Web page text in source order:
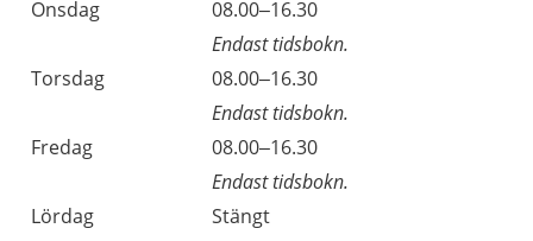
Onsdag
08.00–16.30
Endast tidsbokn.
Torsdag
08.00–16.30
Endast tidsbokn.
Fredag
08.00–16.30
Endast tidsbokn.
Lördag
Stängt